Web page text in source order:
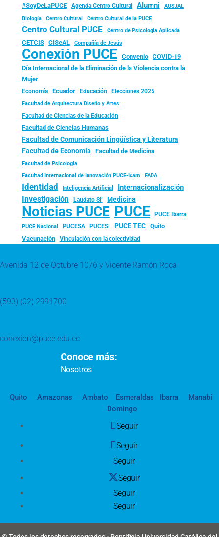
#SoyDeLaPUCE Agenda Centro Cultural Alumni
AUSJAL
Biología
Centro Cultural Centro Cultural de la PUCE
Centro Cultural PUCE Centro de Psicología Aplicada
CETCIS CISeAL Compañía de Jesús
Conexión PUCE Convenio
COVID-19
Día Internacional de la Eliminación de la Violencia contra la
Mujer
Economía Ecuador Educación Elecciones 2025
Facultad de Arquitectura Diseño y Artes
Facultad de Ciencias de la Educación
Facultad de Ciencias Humanas
Facultad de Comunicación Lingüística y Literatura
Facultad de Economía Facultad de Medicina
Facultad de Psicología
Facultad Internacional de Innovación PUCE-Icam FADA
Identidad Inteligencia Artificial Internacionalización
Investigación Laudato Si’ Medicina
Noticias PUCE PUCE PUCE Ibarra
PUCE Nacional PUCESA PUCESI PUCE TEC
Quito
Vacunación
Vinculación con la colectividad
Avenida 12 de Octubre 1076 y Vicente Ramón Roca
(593) (02) 2991700
conexion@puce.edu.ec
Conoce más:
Nosotros
Quito Amazonas Ambato Esmeraldas Ibarra
Manabí
Domingo
Seguir
Seguir
Seguir
Seguir
Seguir
Seguir